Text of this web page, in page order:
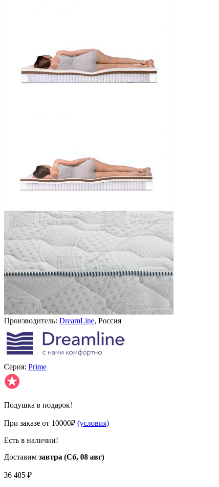
Производитель: DreamLine, Россия
Серия: Prime
✪
Подушка в подарок!
При заказе от 10000₽ (условия)
Есть в наличии!
Доставим завтра (Сб, 08 авг)
36 485 ₽